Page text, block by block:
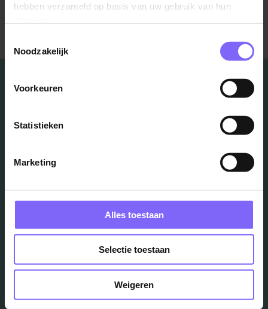
hebben verzameld op basis van uw gebruik van hun
Noodzakelijk
Voorkeuren
Statistieken
Marketing
Alles toestaan
Selectie toestaan
Weigeren
Terug naar alle items
Schrijf je in en we houden je op de hoogte